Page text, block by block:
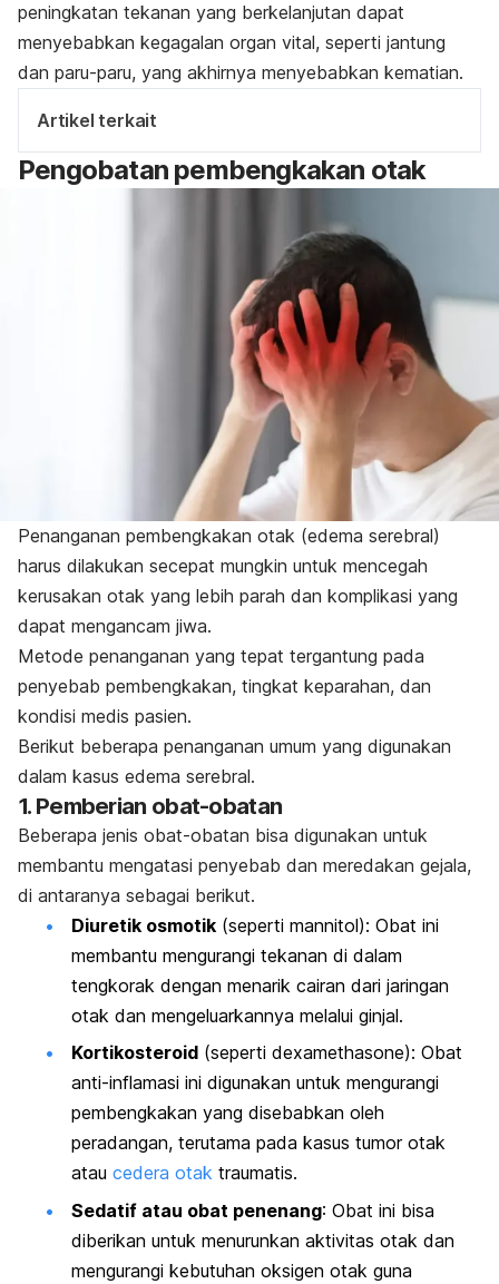
peningkatan tekanan yang berkelanjutan dapat
menyebabkan kegagalan organ vital, seperti jantung
dan paru-paru, yang akhirnya menyebabkan kematian.
Artikel terkait
Pengobatan pembengkakan otak
Penanganan pembengkakan otak (edema serebral)
harus dilakukan secepat mungkin untuk mencegah
kerusakan otak yang lebih parah dan komplikasi yang
dapat mengancam jiwa.
Metode penanganan yang tepat tergantung pada
penyebab pembengkakan, tingkat keparahan, dan
kondisi medis pasien.
Berikut beberapa penanganan umum yang digunakan
dalam kasus edema serebral.
1. Pemberian obat-obatan
Beberapa jenis obat-obatan bisa digunakan untuk
membantu mengatasi penyebab dan meredakan gejala,
di antaranya sebagai berikut.
Diuretik osmotik (seperti mannitol): Obat ini
membantu mengurangi tekanan di dalam
tengkorak dengan menarik cairan dari jaringan
otak dan mengeluarkannya melalui ginjal.
Kortikosteroid (seperti dexamethasone): Obat
anti-inflamasi ini digunakan untuk mengurangi
pembengkakan yang disebabkan oleh
peradangan, terutama pada kasus tumor otak
atau cedera otak traumatis.
Sedatif atau obat penenang: Obat ini bisa
diberikan untuk menurunkan aktivitas otak dan
mengurangi kebutuhan oksigen otak guna